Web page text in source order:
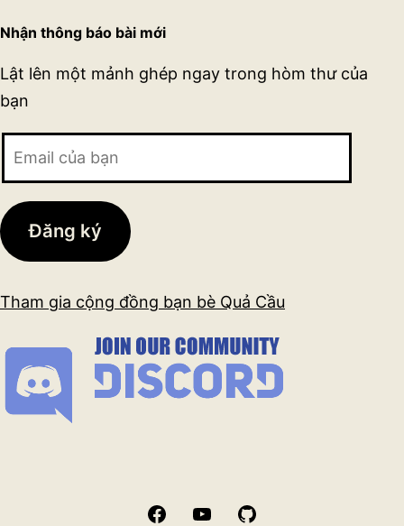
Nhận thông báo bài mới
Lật lên một mảnh ghép ngay trong hòm thư của
bạn
bạn
Đăng ký
Tham gia cộng đồng bạn bè Quả Cầu
FacebookYouTube